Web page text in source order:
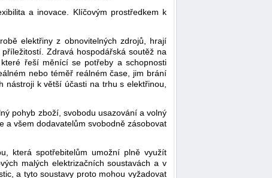
a inovace. Klíčovým prostředkem k
elektřiny z obnovitelných zdrojů, hrají
Zdravá hospodářská soutěž na
řeší měnící se potřeby a schopnosti
nebo téměř reálném čase, jim brání
nástroji k větší účasti na trhu s elektřinou,
pohyb zboží, svobodu usazování a volný
a všem dodavatelům svobodně zásobovat
která spotřebitelům umožní plně využít
malých elektrizačních soustavách a v
a tyto soustavy proto mohou vyžadovat